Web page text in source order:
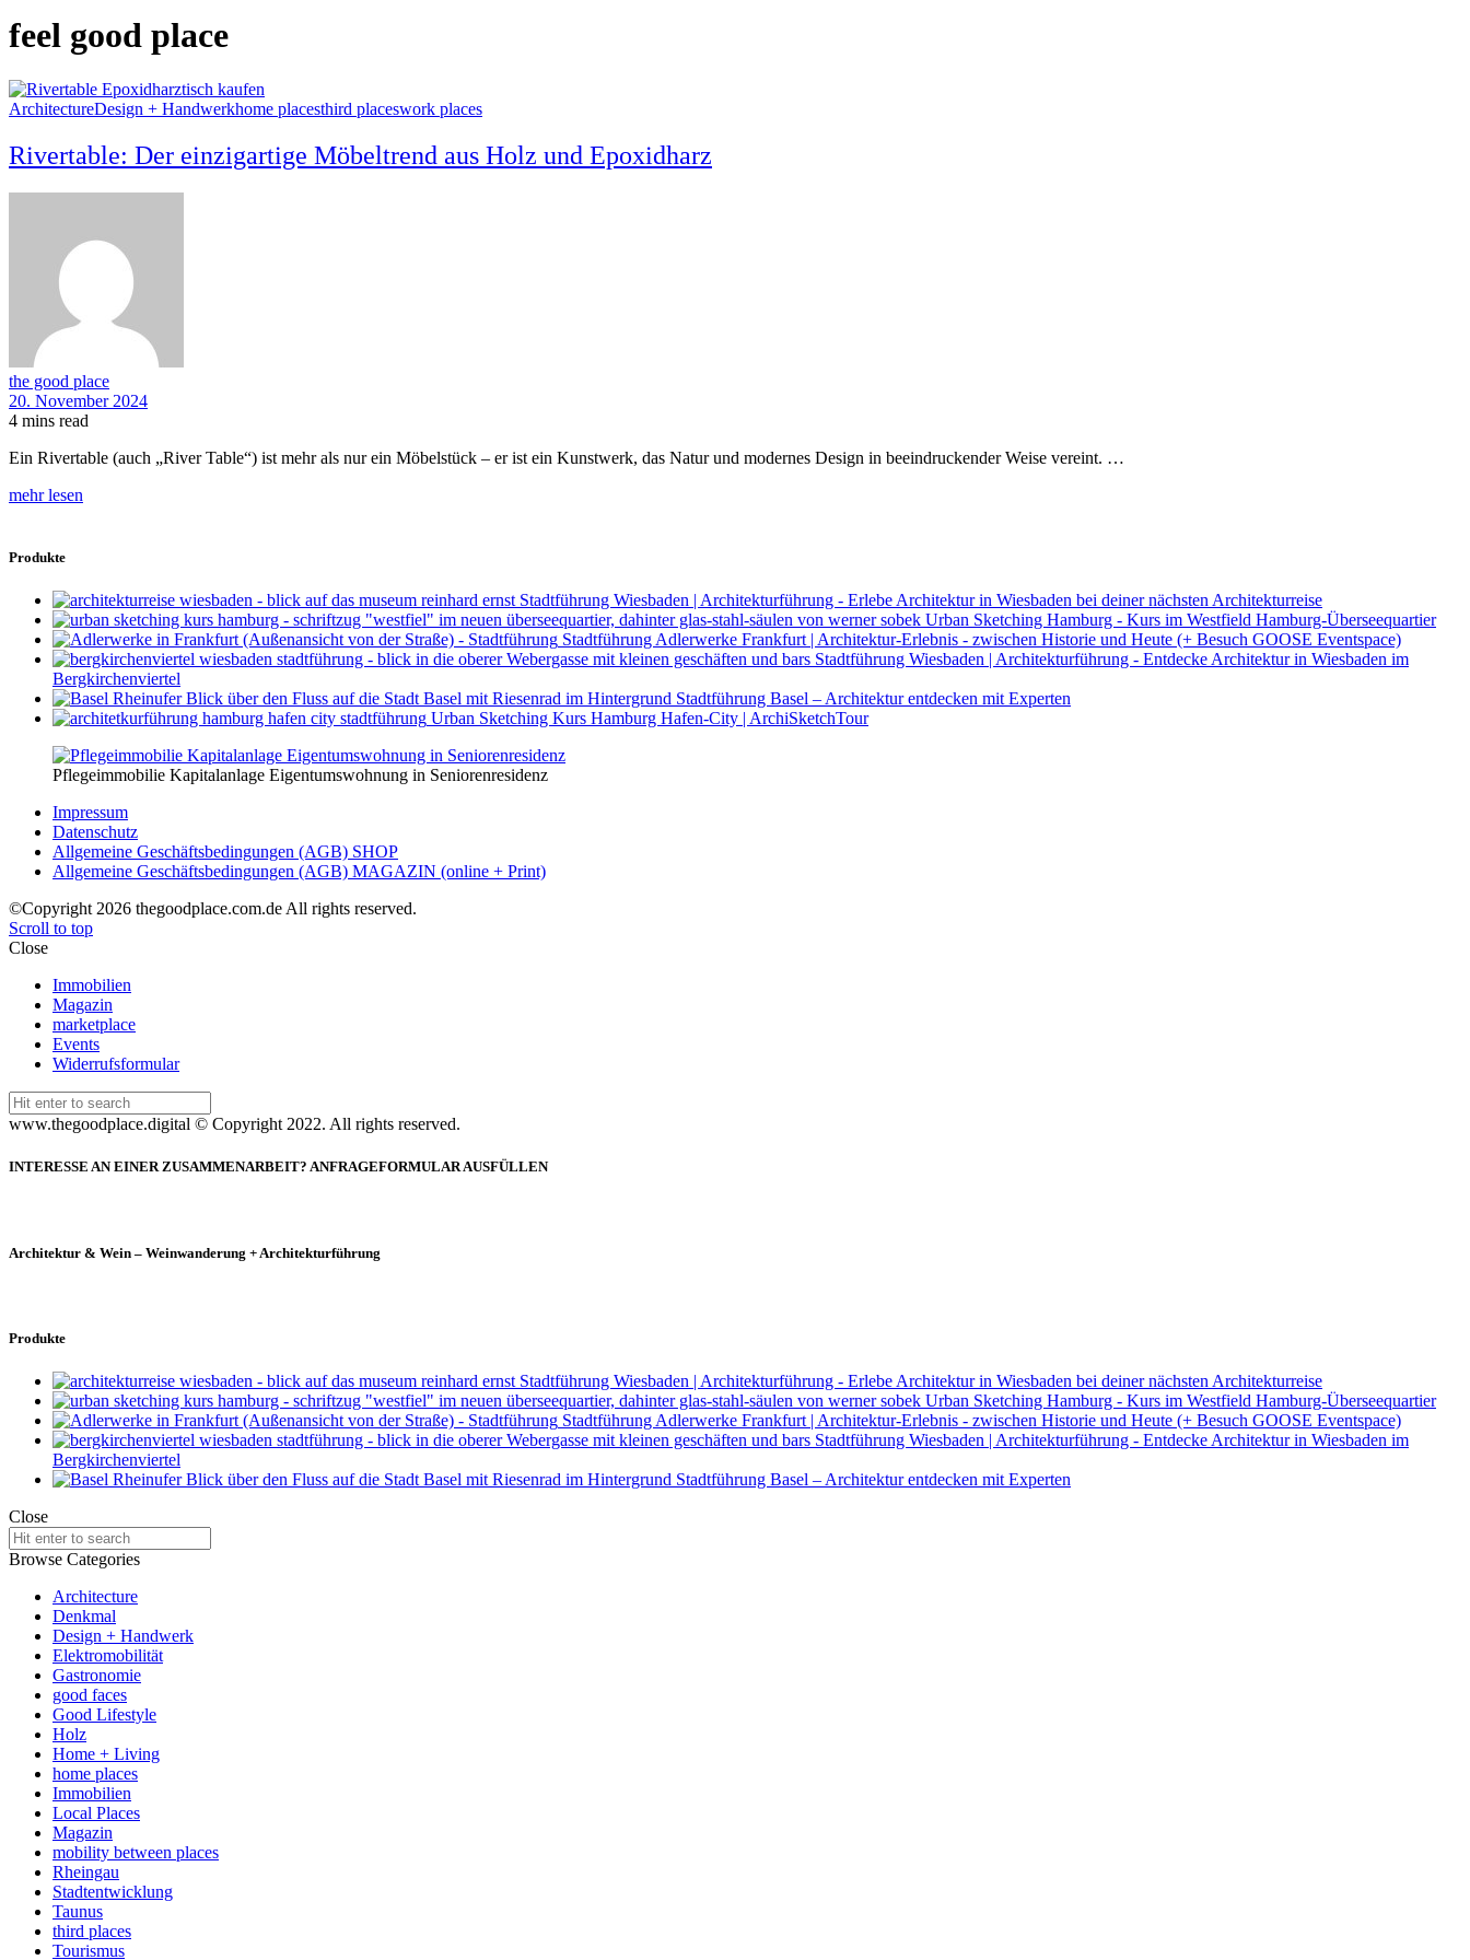
feel good place
ArchitectureDesign + Handwerkhome placesthird placeswork places
Rivertable: Der einzigartige Möbeltrend aus Holz und Epoxidharz
the good place
20. November 2024
4 mins read
Ein Rivertable (auch „River Table“) ist mehr als nur ein Möbelstück – er ist ein Kunstwerk, das Natur und modernes Design in beeindruckender Weise vereint. …
mehr lesen
Produkte
Stadtführung Wiesbaden | Architekturführung - Erlebe Architektur in Wiesbaden bei deiner nächsten Architekturreise
Urban Sketching Hamburg - Kurs im Westfield Hamburg-Überseequartier
Stadtführung Adlerwerke Frankfurt | Architektur-Erlebnis - zwischen Historie und Heute (+ Besuch GOOSE Eventspace)
Stadtführung Wiesbaden | Architekturführung - Entdecke Architektur in Wiesbaden im
Bergkirchenviertel
Stadtführung Basel – Architektur entdecken mit Experten
Urban Sketching Kurs Hamburg Hafen-City | ArchiSketchTour
Pflegeimmobilie Kapitalanlage Eigentumswohnung in Seniorenresidenz
Impressum
Datenschutz
Allgemeine Geschäftsbedingungen (AGB) SHOP
Allgemeine Geschäftsbedingungen (AGB) MAGAZIN (online + Print)
©Copyright 2026 thegoodplace.com.de All rights reserved.
Scroll to top
Close
Immobilien
Magazin
marketplace
Events
Widerrufsformular
Search
for:
www.thegoodplace.digital © Copyright 2022. All rights reserved.
INTERESSE AN EINER ZUSAMMENARBEIT? ANFRAGEFORMULAR AUSFÜLLEN
Architektur & Wein – Weinwanderung + Architekturführung
Produkte
Stadtführung Wiesbaden | Architekturführung - Erlebe Architektur in Wiesbaden bei deiner nächsten Architekturreise
Urban Sketching Hamburg - Kurs im Westfield Hamburg-Überseequartier
Stadtführung Adlerwerke Frankfurt | Architektur-Erlebnis - zwischen Historie und Heute (+ Besuch GOOSE Eventspace)
Stadtführung Wiesbaden | Architekturführung - Entdecke Architektur in Wiesbaden im
Bergkirchenviertel
Stadtführung Basel – Architektur entdecken mit Experten
Close
Search
for:
Browse Categories
Architecture
Denkmal
Design + Handwerk
Elektromobilität
Gastronomie
good faces
Good Lifestyle
Holz
Home + Living
home places
Immobilien
Local Places
Magazin
mobility between places
Rheingau
Stadtentwicklung
Taunus
third places
Tourismus